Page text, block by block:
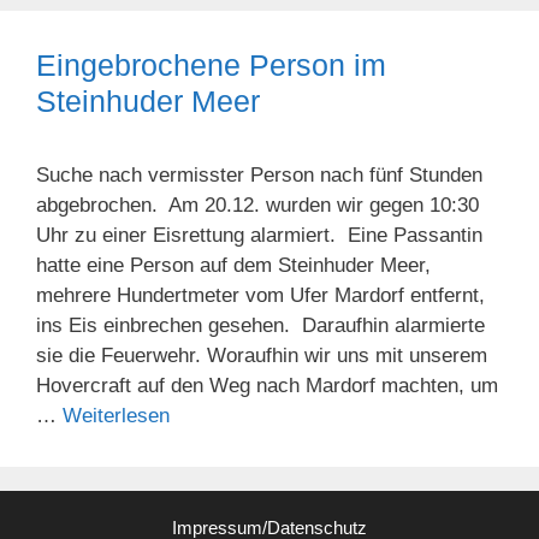
Eingebrochene Person im
Steinhuder Meer
Suche nach vermisster Person nach fünf Stunden
abgebrochen. Am 20.12. wurden wir gegen 10:30
Uhr zu einer Eisrettung alarmiert. Eine Passantin
hatte eine Person auf dem Steinhuder Meer,
mehrere Hundertmeter vom Ufer Mardorf entfernt,
ins Eis einbrechen gesehen. Daraufhin alarmierte
sie die Feuerwehr. Woraufhin wir uns mit unserem
Hovercraft auf den Weg nach Mardorf machten, um
… Weiterlesen
Impressum/Datenschutz